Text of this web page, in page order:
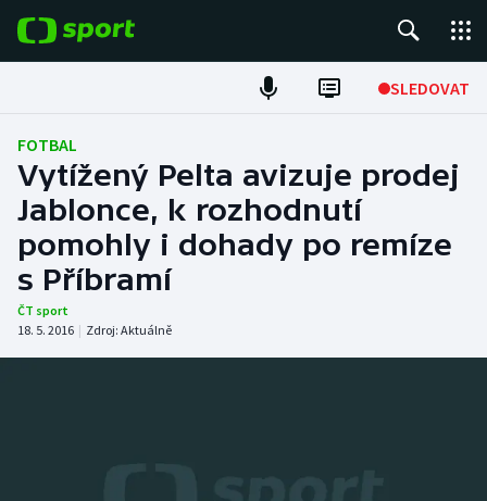
SLEDOVAT
Fotbal
Hokej
Tenis
Atletika
FOTBAL
Vytížený Pelta avizuje prodej
Jablonce, k rozhodnutí
pomohly i dohady po remíze
s Příbramí
ČT sport
18. 5. 2016 | Zdroj: Aktuálně